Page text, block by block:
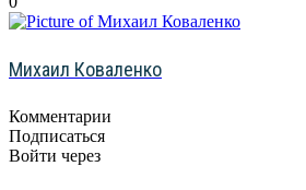
Михаил Коваленко
Комментарии
Подписаться
Войти через